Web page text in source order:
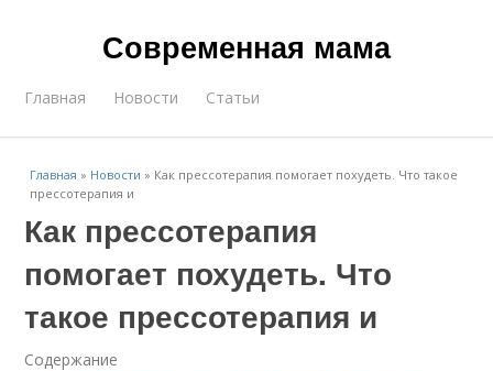
Современная мама
Главная Новости Статьи
Главная » Новости » Как прессотерапия помогает похудеть. Что такое
прессотерапия и
Как прессотерапия
помогает похудеть. Что
такое прессотерапия и
Содержание